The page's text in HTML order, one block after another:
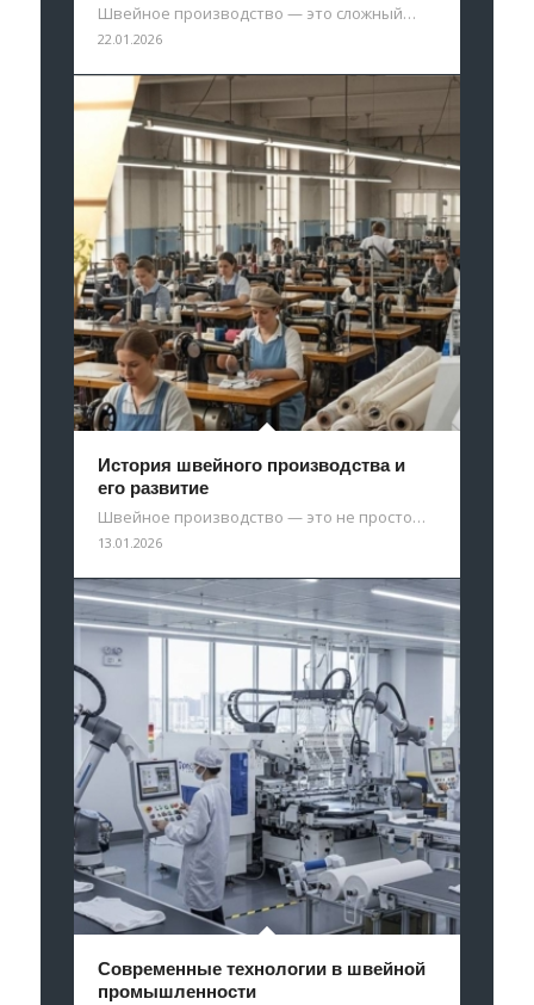
Швейное производство — это сложный…
22.01.2026
История швейного производства и
его развитие
Швейное производство — это не просто…
13.01.2026
Современные технологии в швейной
промышленности